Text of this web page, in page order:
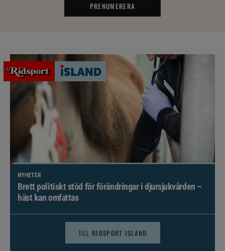
PRENUMERERA
NYHETER
Brett politiskt stöd för förändringar i djursjukvården –
häst kan omfattas
TILL RIDSPORT ISLAND